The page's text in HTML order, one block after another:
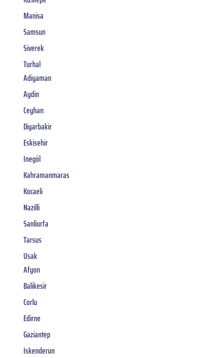
Manisa
Samsun
Siverek
Turhal
Adiyaman
Aydin
Ceyhan
Diyarbakir
Eskisehir
Inegöl
Kahramanmaras
Kocaeli
Nazilli
Sanliurfa
Tarsus
Usak
Afyon
Balikesir
Corlu
Edirne
Gaziantep
Iskenderun